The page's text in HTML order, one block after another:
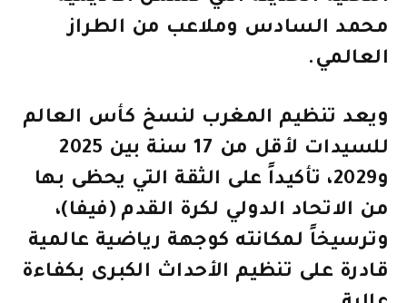
محمد السادس وملاعب من الطراز
العالمي.
ويعد تنظيم المغرب لنسخ كأس العالم
للسيدات لأقل من 17 سنة بين 2025
و2029، تأكيداً على الثقة التي يحظى بها
من الاتحاد الدولي لكرة القدم (فيفا)،
وترسيخاً لمكانته كوجهة رياضية عالمية
قادرة على تنظيم الأحداث الكبرى بكفاءة